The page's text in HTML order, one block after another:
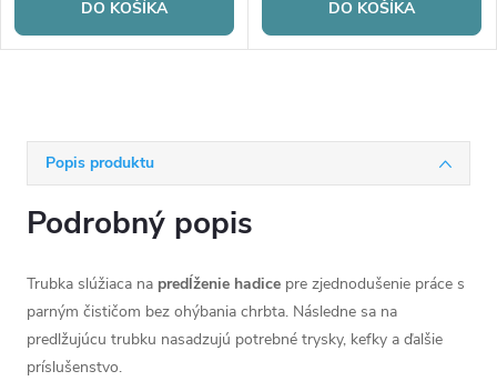
Popis produktu
Podrobný popis
Trubka slúžiaca na predĺženie hadice pre zjednodušenie práce s
parným čističom bez ohýbania chrbta. Následne sa na
predlžujúcu trubku nasadzujú potrebné trysky, kefky a ďalšie
príslušenstvo.
DO KOŠÍKA DO KOŠÍKA